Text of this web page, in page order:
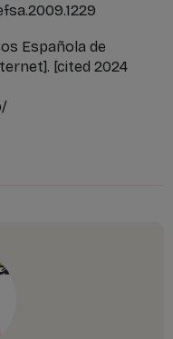
Española de
[cited 2024